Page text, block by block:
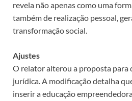
revela não apenas como uma
também de realização pessoal,
transformação social.
Ajustes
O relator alterou a proposta para
jurídica. A modificação detalha
inserir a educação